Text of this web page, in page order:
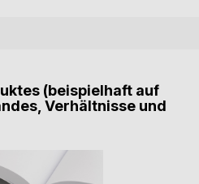
(beispielhaft auf
Verhältnisse und